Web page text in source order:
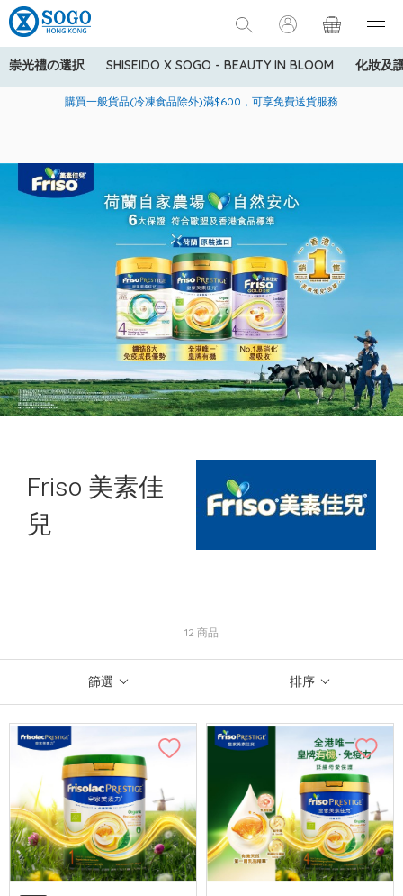
崇光禮の選択 SHISEIDO X SOGO - BEAUTY IN BLOOM 化妝及
美國運通Explorer®信用卡會員購物禮遇：高達5%簽賬回贈！
購買一般貨品(冷凍食品除外)滿$600，可享免費送貨服務
寄送中國內地服務只適用於指定商品，若訂單金額少於HK$600(折
Friso 美素佳
兒
12 商品
篩選 排序